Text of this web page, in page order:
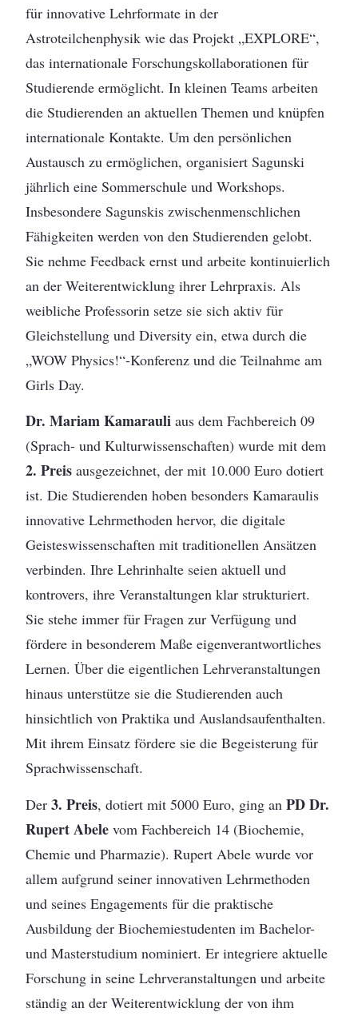
für innovative Lehrformate in der
Astroteilchenphysik wie das Projekt „EXPLORE“,
das internationale Forschungskollaborationen für
Studierende ermöglicht. In kleinen Teams arbeiten
die Studierenden an aktuellen Themen und knüpfen
internationale Kontakte. Um den persönlichen
Austausch zu ermöglichen, organisiert Sagunski
jährlich eine Sommerschule und Workshops.
Insbesondere Sagunskis zwischenmenschlichen
Fähigkeiten werden von den Studierenden gelobt.
Sie nehme Feedback ernst und arbeite kontinuierlich
an der Weiterentwicklung ihrer Lehrpraxis. Als
weibliche Professorin setze sie sich aktiv für
Gleichstellung und Diversity ein, etwa durch die
„WOW Physics!“-Konferenz und die Teilnahme am
Girls Day.
Dr. Mariam Kamarauli aus dem Fachbereich 09
(Sprach- und Kulturwissenschaften) wurde mit dem
2. Preis ausgezeichnet, der mit 10.000 Euro dotiert
ist. Die Studierenden hoben besonders Kamaraulis
innovative Lehrmethoden hervor, die digitale
Geisteswissenschaften mit traditionellen Ansätzen
verbinden. Ihre Lehrinhalte seien aktuell und
kontrovers, ihre Veranstaltungen klar strukturiert.
Sie stehe immer für Fragen zur Verfügung und
fördere in besonderem Maße eigenverantwortliches
Lernen. Über die eigentlichen Lehrveranstaltungen
hinaus unterstütze sie die Studierenden auch
hinsichtlich von Praktika und Auslandsaufenthalten.
Mit ihrem Einsatz fördere sie die Begeisterung für
Sprachwissenschaft.
Der3. Preis, dotiert mit 5000 Euro, ging anPD Dr.
Rupert Abele vom Fachbereich 14 (Biochemie,
Chemie und Pharmazie). Rupert Abele wurde vor
allem aufgrund seiner innovativen Lehrmethoden
und seines Engagements für die praktische
Ausbildung der Biochemiestudenten im Bachelor-
und Masterstudium nominiert. Er integriere aktuelle
Forschung in seine Lehrveranstaltungen und arbeite
ständig an der Weiterentwicklung der von ihm